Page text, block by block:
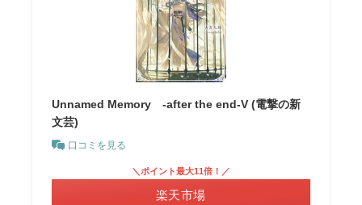
Unnamed Memory -after the end-V (電撃の新
文芸)
口コミを見る
＼ポイント最大11倍！／
楽天市場